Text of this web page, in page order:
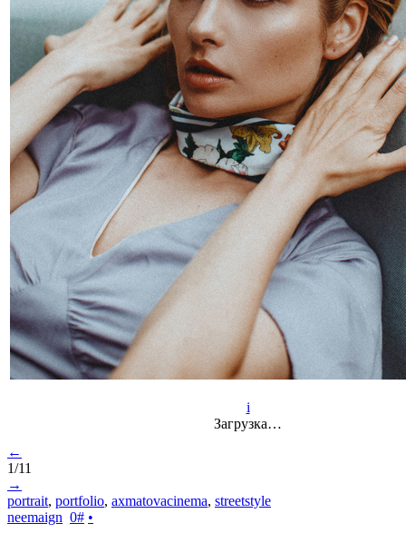
i
Загрузка…
←
1/11
→
portrait, portfolio, axmatovacinema, streetstyle
neemaign 0# •